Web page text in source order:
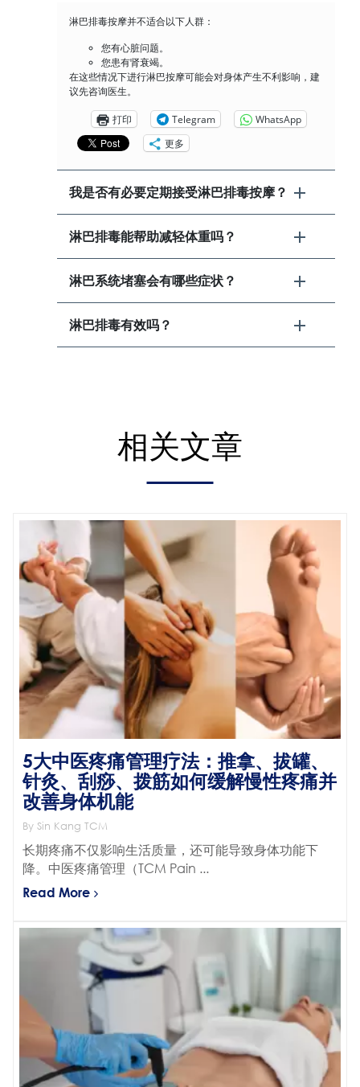
淋巴排毒按摩并不适合以下人群：
您有心脏问题。
您患有肾衰竭。
在这些情况下进行淋巴按摩可能会对身体产生不利影响，建
议先咨询医生。
打印 Telegram
WhatsApp
更多
我是否有必要定期接受淋巴排毒按摩？
淋巴排毒能帮助减轻体重吗？
淋巴系统堵塞会有哪些症状？
淋巴排毒有效吗？
相关文章
5大中医疼痛管理疗法：推拿、拔罐、
针灸、刮痧、拨筋如何缓解慢性疼痛并
改善身体机能
By Sin Kang TCM
长期疼痛不仅影响生活质量，还可能导致身体功能下
降。中医疼痛管理（TCM Pain ...
Read More